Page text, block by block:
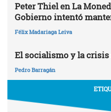
Peter Thiel en La
Gobierno intentó
Félix Madariaga Leiva
El socialismo y la crisis
Pedro Barragán